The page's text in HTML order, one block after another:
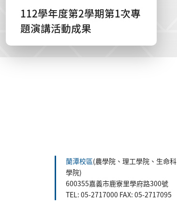
112學年度第2學期第1次專
題演講活動成果
蘭潭校區(農學院、理工學院、生命科
學院)
600355嘉義市鹿寮里學府路300號
TEL: 05-2717000 FAX: 05-2717095